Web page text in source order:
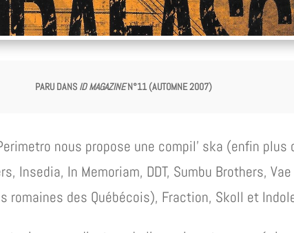
PARU DANS ID MAGAZINEN°11 (AUTOMNE 2007)
nous propose une compil’ ska (enfin
Insedia, In Memoriam, DDT, Sumbu Brothers,
romaines des Québécois), Fraction, Skoll et